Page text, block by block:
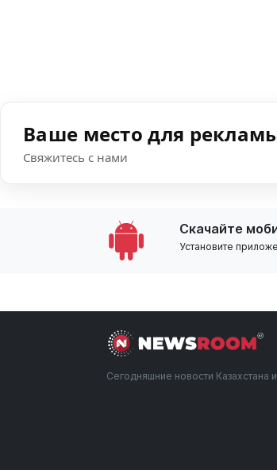
Ваше место для
Свяжитесь с нами
Скачайте
Установите
Сегодняшние новости Казахстана